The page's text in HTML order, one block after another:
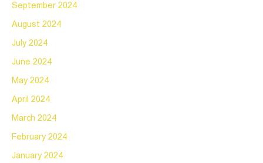
September 2024
August 2024
July 2024
June 2024
May 2024
April 2024
March 2024
February 2024
January 2024